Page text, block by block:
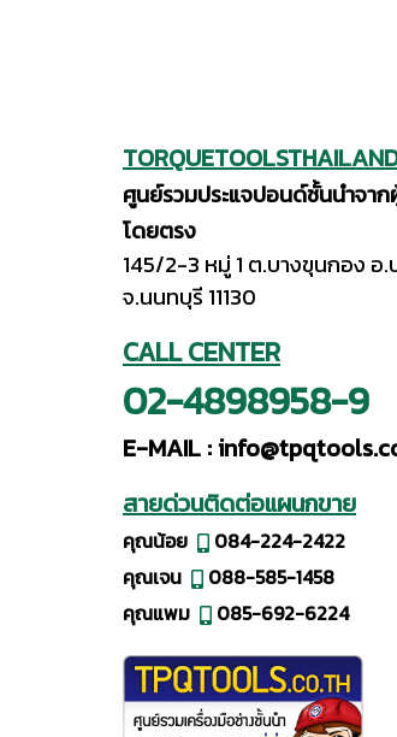
ศูนย์รวมประแจปอนด์ชั้นนำจา
โดยตรง
145/2-3 หมู่ 1 ต.บางขุนกอง อ.
จ.นนทบุรี 11130
CALL CENTER
02-4898958-9
E-MAIL :
สายด่วนติดต่อแผนกขาย
คุณน้อย
084-224-2422
คุณเจน
088-585-1458
คุณแพม
085-692-6224